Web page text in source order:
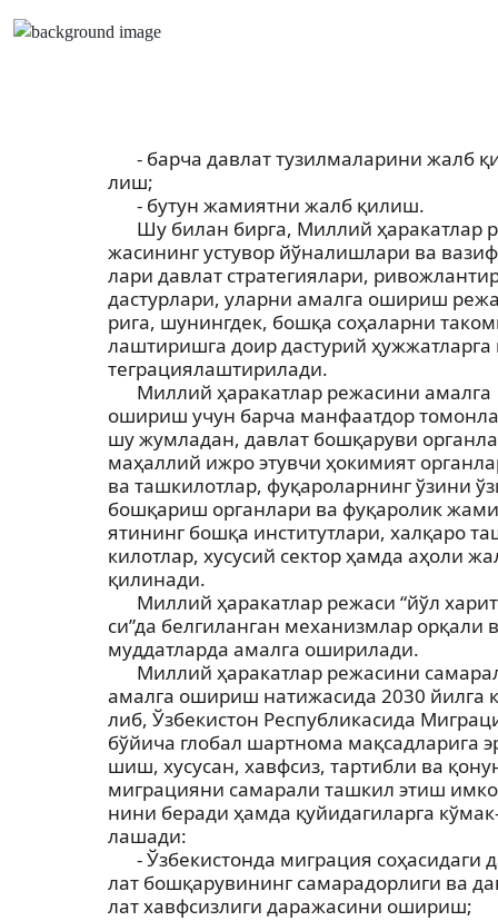
- барча давлат тузилмаларини жалб
лиш;
- бутун жамиятни жалб қилиш.
Шу билан бирга, Миллий ҳаракатлар
жасининг устувор йўналишлари ва
лари давлат стратегиялари,
дастурлари, уларни амалга ошириш
рига, шунингдек, бошқа соҳаларни
лаштиришга доир дастурий ҳужжатларга
теграциялаштирилади.
Миллий ҳаракатлар режасини амалга
ошириш учун барча манфаатдор
шу жумладан, давлат бошқаруви
маҳаллий ижро этувчи ҳокимият
ва ташкилотлар, фуқароларнинг ўзини
бошқариш органлари ва фуқаролик
ятининг бошқа институтлари, халқаро
килотлар, хусусий сектор ҳамда аҳоли
қилинади.
Миллий ҳаракатлар режаси “йўл
си”да белгиланган механизмлар орқали
муддатларда амалга оширилади.
Миллий ҳаракатлар режасини
амалга ошириш натижасида 2030 йилга
либ, Ўзбекистон Республикасида
бўйича глобал шартнома мақсадларига
шиш, хусусан, хавфсиз, тартибли ва
миграцияни самарали ташкил этиш
нини беради ҳамда қуйидагиларга
лашади:
- Ўзбекистонда миграция соҳасидаги
лат бошқарувининг самарадорлиги ва
лат хавфсизлиги даражасини ошириш;